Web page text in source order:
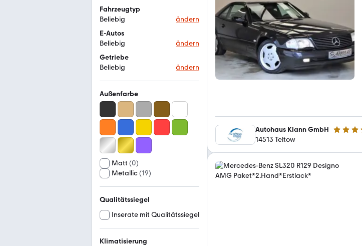
Fahrzeugtyp
Beliebig
ändern
E-Autos
Beliebig
ändern
Getriebe
Beliebig
ändern
Außenfarbe
Matt (0)
Metallic(19)
Qualitätssiegel
Inserate mit Qualitätssiegel
Klimatisierung
Autohaus Klann GmbH 4 Sterne
14513 Teltow